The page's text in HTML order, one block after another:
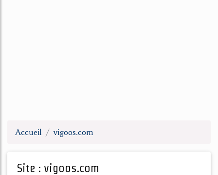
Accueil vigoos.com
Site : vigoos.com